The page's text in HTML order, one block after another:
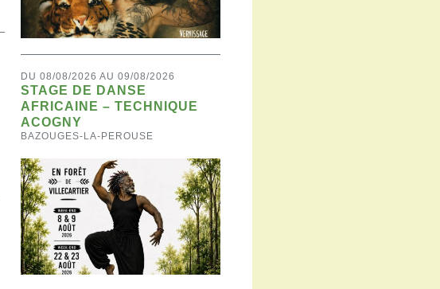
DU 08/08/2026 AU 09/08/2026
STAGE DE DANSE
AFRICAINE – TECHNIQUE
ACOGNY
BAZOUGES-LA-PEROUSE